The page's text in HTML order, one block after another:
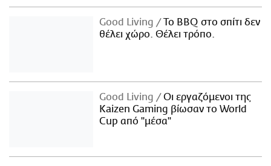
Good Living
Το BBQ στο σπίτι δεν
θέλει χώρο. Θέλει τρόπο.
Good Living
Οι εργαζόμενοι της
Kaizen Gaming βίωσαν το World
Cup από "μέσα"